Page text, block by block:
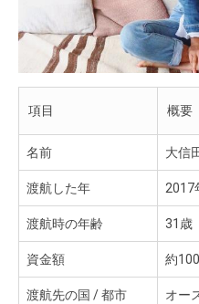
項目 概要
名前 大信
渡航した年 2017
渡航時の年齢 31歳
資金額 約
渡航先の国 / 都市 オー